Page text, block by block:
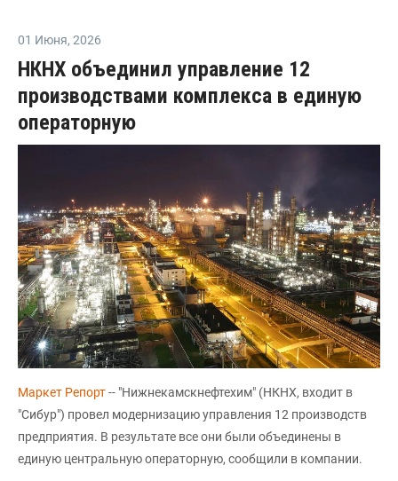
01 Июня, 2026
НКНХ объединил управление 12
производствами комплекса в единую
операторную
Маркет Репорт-- "Нижнекамскнефтехим" (НКНХ, входит в
"Сибур") провел модернизацию управления 12 производств
предприятия. В результате все они были объединены в
единую центральную операторную, сообщили в компании.